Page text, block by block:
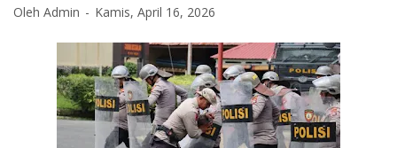
Oleh Admin Kamis, April 16, 2026